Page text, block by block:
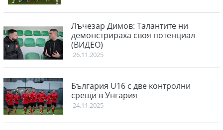
Лъчезар Димов: Талантите ни
демонстрираха своя потенциал
(ВИДЕО)
26.11.2025
България U16 с две контролни
срещи в Унгария
24.11.2025